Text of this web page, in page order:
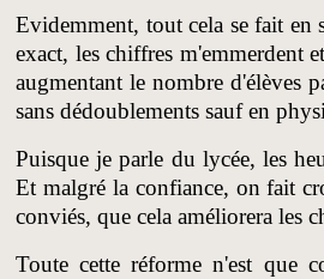
Evidemment, tout cela se fait en
exact, les chiffres m'emmerdent
augmentant le nombre d'élèves
sans dédoublements sauf en
Puisque je parle du lycée, les
Et malgré la confiance, on fait
conviés, que cela améliorera les
Toute cette réforme n'est que